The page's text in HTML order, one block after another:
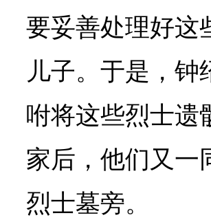
要妥善处理好
儿子。于是，
咐将这些烈士遗
家后，他们又一
烈士墓旁。